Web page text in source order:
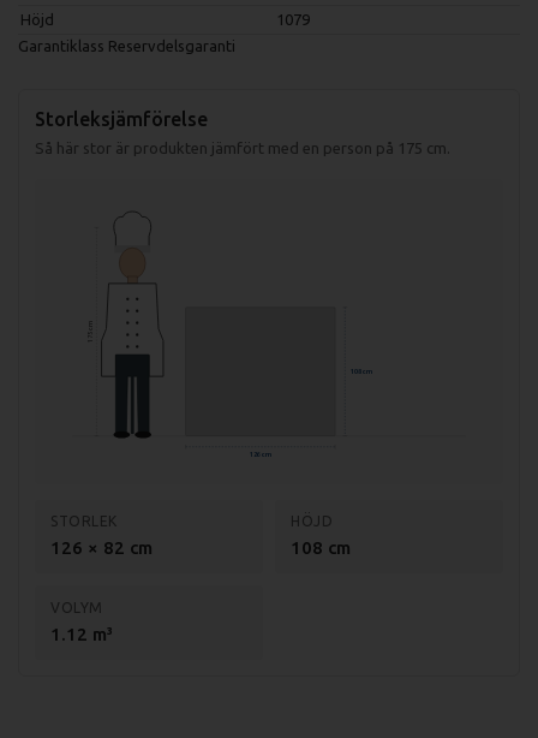
Höjd
1079
Garantiklass Reservdelsgaranti
Storleksjämförelse
Så här stor är produkten jämfört med en person på 175 cm.
175 cm
108 cm
126 cm
STORLEK
126 × 82 cm
HÖJD
108 cm
VOLYM
1.12 m³